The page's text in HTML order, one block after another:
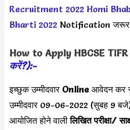
Recruitment 2022 Homi
Bharti 2022Notification जरूर
How to Apply HBCSE TIFR
करें?):-
इच्छुक उम्मीदवार Online आवेदन कर
उम्मीदवार 09-06-2022 (सुबह 9
आयोजित होने वालीलिखित परीक्षा/